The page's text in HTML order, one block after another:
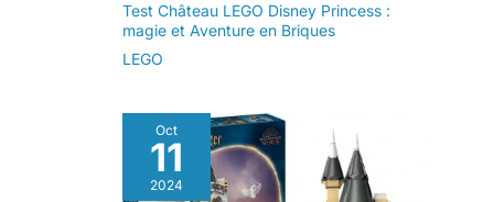
Test Château LEGO Disney Princess :
magie et Aventure en Briques
LEGO
Oct
11
2024